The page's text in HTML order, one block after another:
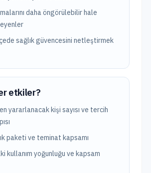
daha öngörülebilir hale
sağlık güvencesini netleştirmek
etkiler?
yararlanacak kişi sayısı ve tercih
paketi ve teminat kapsamı
kullanım yoğunluğu ve kapsam